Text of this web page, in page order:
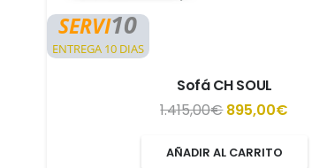
SERVI10
ENTREGA 10 DIAS
Sofá CH SOUL
1.415,00€El
original
895,00€
AÑADIR AL CARRITO